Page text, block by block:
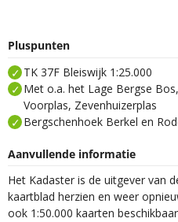
Pluspunten
TK 37F Bleiswijk 1:25.000
Met o.a. het Lage Bergse
Voorplas, Zevenhuizerplas
Bergschenhoek Berkel en
Aanvullende informatie
Het Kadaster is de uitgever van
kaartblad herzien en weer
ook 1:50.000 kaarten